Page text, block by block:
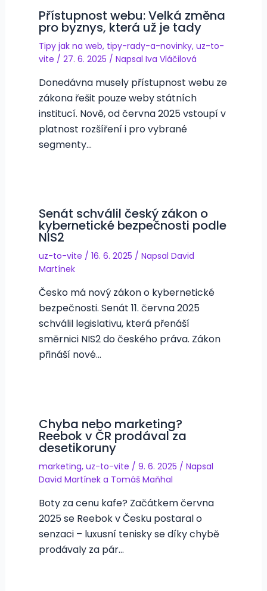
Přístupnost webu: Velká změna
pro byznys, která už je tady
Tipy jak na web, tipy-rady-a-novinky, uz-to-
vite / 27. 6. 2025 / Napsal Iva Vláčilová
Donedávna musely přístupnost webu ze
zákona řešit pouze weby státních
institucí. Nově, od června 2025 vstoupí v
platnost rozšíření i pro vybrané
segmenty…
Senát schválil český zákon o
kybernetické bezpečnosti podle
NIS2
uz-to-vite / 16. 6. 2025 / Napsal David
Martínek
Česko má nový zákon o kybernetické
bezpečnosti. Senát 11. června 2025
schválil legislativu, která přenáší
směrnici NIS2 do českého práva. Zákon
přináší nové…
Chyba nebo marketing?
Reebok v ČR prodával za
desetikoruny
marketing, uz-to-vite / 9. 6. 2025 / Napsal
David Martíneka Tomáš Maňhal
Boty za cenu kafe? Začátkem června
2025 se Reebok v Česku postaral o
senzaci – luxusní tenisky se díky chybě
prodávaly za pár…